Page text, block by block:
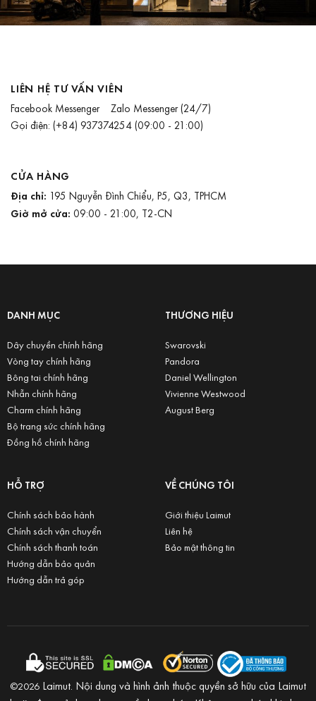
LIÊN HỆ TƯ VẤN VIÊN
Facebook Messenger Zalo Messenger(24/7)
Gọi điện: (+84) 937374254(09:00 - 21:00)
CỬA HÀNG
Địa chỉ: 195 Nguyễn Đình Chiểu, P5, Q3, TPHCM
Giờ mở cửa: 09:00 - 21:00, T2-CN
DANH MỤC
Dây chuyền chính hãng
Vòng tay chính hãng
Bông tai chính hãng
Nhẫn chính hãng
Charm chính hãng
Bộ trang sức chính hãng
Đồng hồ chính hãng
THƯƠNG HIỆU
Swarovski
Pandora
Daniel Wellington
Vivienne Westwood
August Berg
HỖ TRỢ
Chính sách bảo hành
Chính sách vận chuyển
Chính sách thanh toán
Hướng dẫn bảo quản
Hướng dẫn trả góp
VỀ CHÚNG TÔI
Giới thiệu Laimut
Liên hệ
Bảo mật thông tin
©2026 Laimut. Nội dung và hình ảnh thuộc quyền sở hữu của Laimut